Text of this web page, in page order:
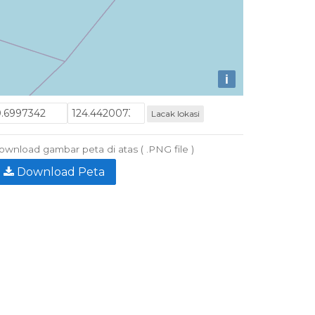
i
Lacak lokasi
gambar peta di atas ( .PNG file )
Download Peta